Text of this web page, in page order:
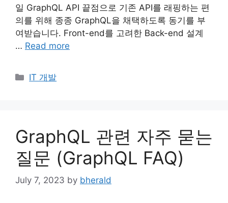
일 GraphQL API 끝점으로 기존 API를 래핑하는 편
의를 위해 종종 GraphQL을 채택하도록 동기를 부
여받습니다. Front-end를 고려한 Back-end 설계
… Read more
Categories
IT 개발
GraphQL 관련 자주 묻는
질문 (GraphQL FAQ)
July 7, 2023 by bherald